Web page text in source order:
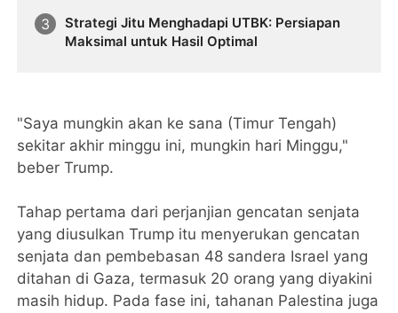
Strategi Jitu Menghadapi UTBK: Persiapan
Maksimal untuk Hasil Optimal
"Saya mungkin akan ke sana (Timur Tengah)
sekitar akhir minggu ini, mungkin hari Minggu,"
beber Trump.
Tahap pertama dari perjanjian gencatan senjata
yang diusulkan Trump itu menyerukan gencatan
senjata dan pembebasan 48 sandera Israel yang
ditahan di Gaza, termasuk 20 orang yang diyakini
masih hidup. Pada fase ini, tahanan Palestina juga